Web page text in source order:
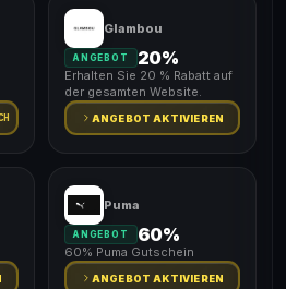
Glambou
ANGEBOT 20%
Erhalten Sie 20 % Rabatt auf
der gesamten Website.
ANGEBOT AKTIVIEREN
Puma
ANGEBOT 60%
60% Puma Gutschein
ANGEBOT AKTIVIEREN